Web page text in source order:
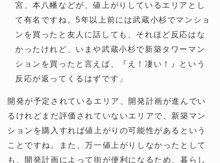
宮、本八幡などが、値上がりしているエリアとし
て有名ですね。5年以上前には武蔵小杉でマンショ
ンを買ったと友人に話しても、それほど反応はな
かったけれど、いまや武蔵小杉で新築タワーマン
ションを買ったと言えば、『え！凄い！』という
反応が返ってくるはずです」
開発が予定されているエリア、開発計画が進んでい
るけれどまだ評価されていないエリアで、新築マン
ションを購入すれば値上がりの可能性があるという
ことですね。また、万一値上がりしなかったとして
も、開発計画によって街が便利になるため、暮らし